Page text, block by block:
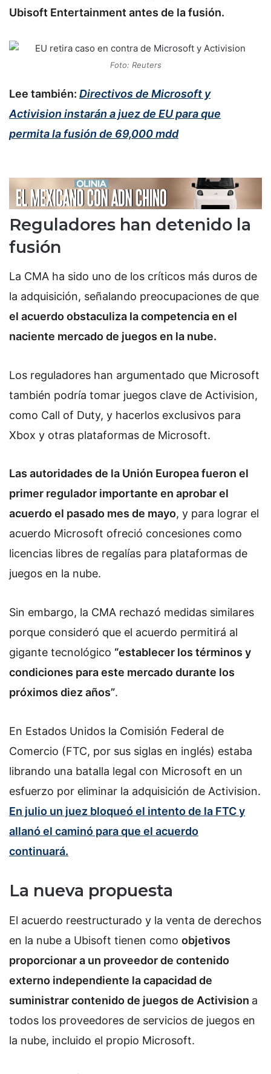
Ubisoft Entertainment antes de la fusión.
Foto: Reuters
Lee también: Directivos de Microsoft y
Activision instarán a juez de EU para que
permita la fusión de 69,000 mdd
Reguladores han detenido la
fusión
La CMA ha sido uno de los críticos más duros de
la adquisición, señalando preocupaciones de que
el acuerdo obstaculiza la competencia en el
naciente mercado de juegos en la nube.
Los reguladores han argumentado que Microsoft
también podría tomar juegos clave de Activision,
como Call of Duty, y hacerlos exclusivos para
Xbox y otras plataformas de Microsoft.
Las autoridades de la Unión Europea fueron el
primer regulador importante en aprobar el
acuerdo el pasado mes de mayo, y para lograr el
acuerdo Microsoft ofreció concesiones como
licencias libres de regalías para plataformas de
juegos en la nube.
Sin embargo, la CMA rechazó medidas similares
porque consideró que el acuerdo permitirá al
gigante tecnológico “establecer los términos y
condiciones para este mercado durante los
próximos diez años”.
En Estados Unidos la Comisión Federal de
Comercio (FTC, por sus siglas en inglés) estaba
librando una batalla legal con Microsoft en un
esfuerzo por eliminar la adquisición de Activision.
En julio un juez bloqueó el intento de la FTC y
allanó el caminó para que el acuerdo
continuará.
La nueva propuesta
El acuerdo reestructurado y la venta de derechos
en la nube a Ubisoft tienen como objetivos
proporcionar a un proveedor de contenido
externo independiente la capacidad de
suministrar contenido de juegos de Activision a
todos los proveedores de servicios de juegos en
la nube, incluido el propio Microsoft.